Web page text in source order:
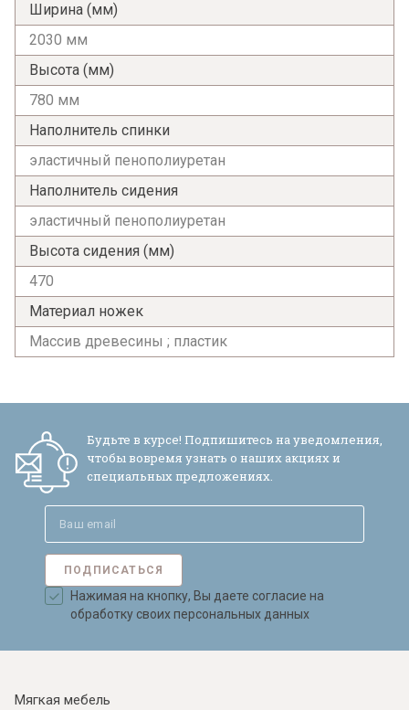
Ширина (мм)
2030 мм
Высота (мм)
780 мм
Наполнитель спинки
эластичный пенополиуретан
Наполнитель сидения
эластичный пенополиуретан
Высота сидения (мм)
470
Материал ножек
Массив древесины ; пластик
Будьте в курсе! Подпишитесь на уведомления,
чтобы вовремя узнать о наших акциях и
специальных предложениях.
ПОДПИСАТЬСЯ
Нажимая на кнопку, Вы даете согласие на
обработку своих персональных данных
Мягкая мебель